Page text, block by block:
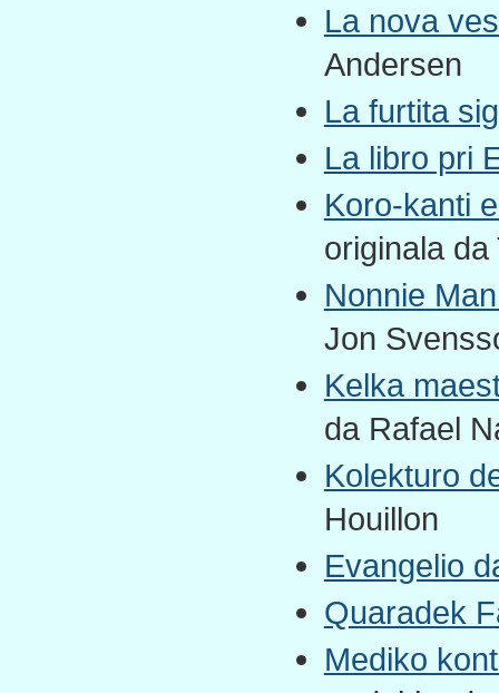
La nova
Andersen
La furtita
La libro pri
Koro-kanti
originala
Nonnie
Jon
Kelka
da Rafael
Kolekturo
Houillon
Evangelio
Quaradek
Mediko